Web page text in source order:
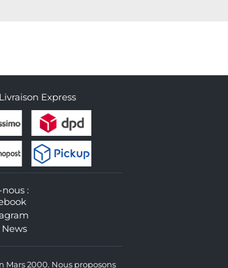
Livraison Express
:
News
2000. Nous proposons